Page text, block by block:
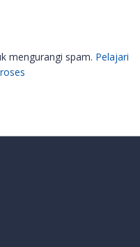
mengurangi spam. Pelajari